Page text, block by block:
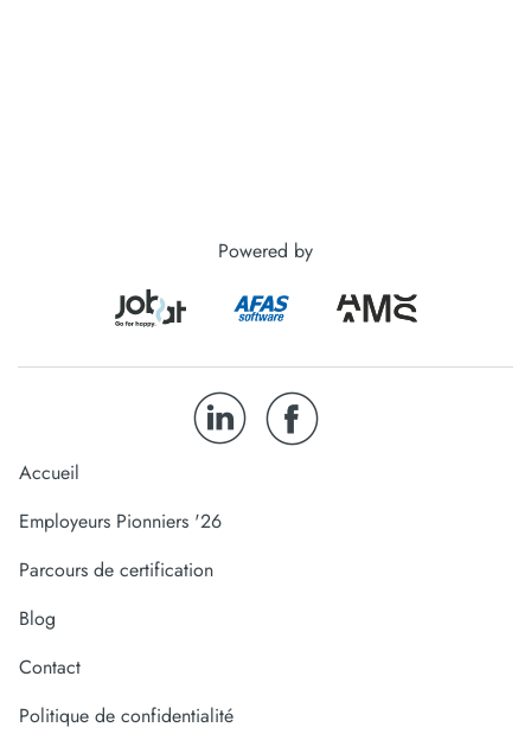
Powered by
Accueil
Employeurs Pionniers '26
Parcours de certification
Blog
Contact
Politique de confidentialité